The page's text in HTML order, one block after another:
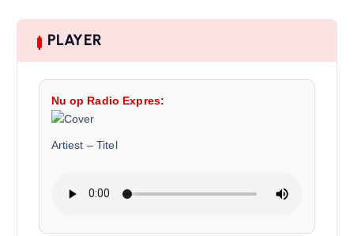
PLAYER
Nu op Radio Expres:
Artiest – Titel